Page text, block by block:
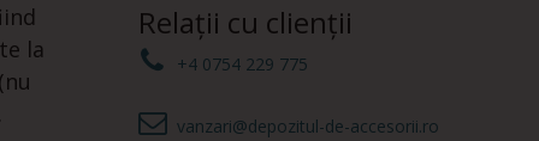
la
Relații cu clienții
+4 0754 229 775
vanzari@depozitul-de-accesorii.ro